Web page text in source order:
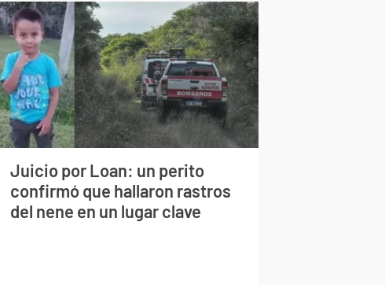
Juicio por Loan: un perito
confirmó que hallaron rastros
del nene en un lugar clave